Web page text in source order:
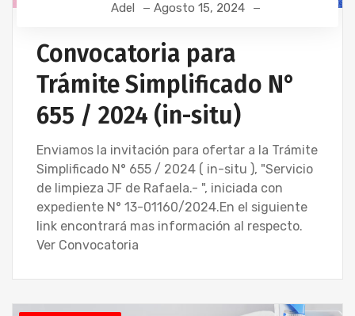
Adel Agosto 15, 2024
Convocatoria para
Trámite Simplificado N°
655 / 2024 (in-situ)
Enviamos la invitación para ofertar a la Trámite
Simplificado N° 655 / 2024 ( in-situ ), "Servicio
de limpieza JF de Rafaela.- ", iniciada con
expediente N° 13-01160/2024.En el siguiente
link encontrará mas información al respecto.
Ver Convocatoria